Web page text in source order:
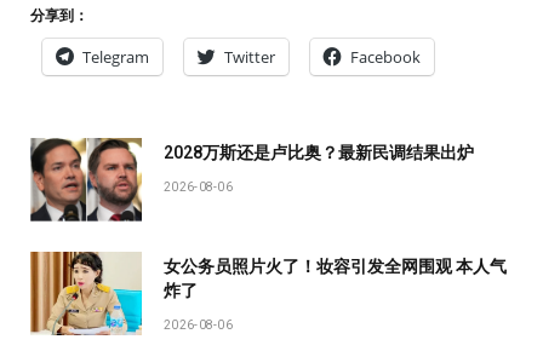
分享到：
Telegram Twitter Facebook
2028万斯还是卢比奥？最新民调结果出炉
2026-08-06
女公务员照片火了！妆容引发全网围观 本人气
炸了
2026-08-06